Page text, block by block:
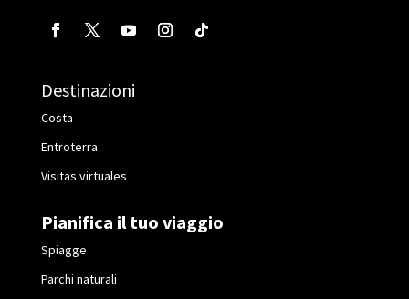
Destinazioni
Costa
Entroterra
Visitas virtuales
Pianifica il tuo viaggio
Spiagge
Parchi naturali